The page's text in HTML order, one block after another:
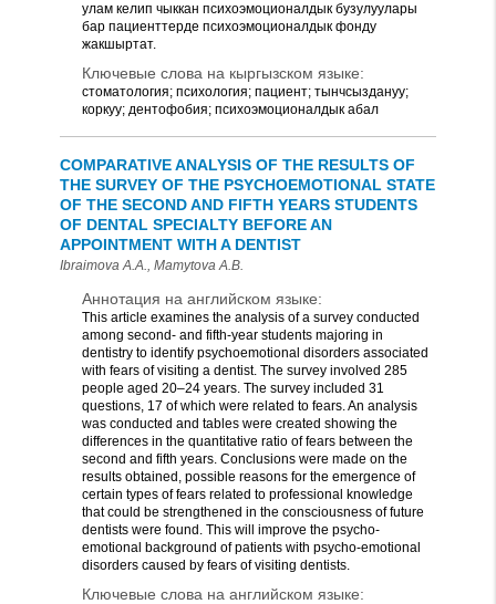
улам келип чыккан психоэмоционалдык бузулуулары
бар пациенттерде психоэмоционалдык фонду
жакшыртат.
Ключевые слова на кыргызском языке:
стоматология; психология; пациент; тынчсыздануу;
коркуу; дентофобия; психоэмоционалдык абал
COMPARATIVE ANALYSIS OF THE RESULTS OF
THE SURVEY OF THE PSYCHOEMOTIONAL STATE
OF THE SECOND AND FIFTH YEARS STUDENTS
OF DENTAL SPECIALTY BEFORE AN
APPOINTMENT WITH A DENTIST
Ibraimova A.A., Mamytova A.B.
Аннотация на английском языке:
This article examines the analysis of a survey conducted
among second- and fifth-year students majoring in
dentistry to identify psychoemotional disorders associated
with fears of visiting a dentist. The survey involved 285
people aged 20–24 years. The survey included 31
questions, 17 of which were related to fears. An analysis
was conducted and tables were created showing the
differences in the quantitative ratio of fears between the
second and fifth years. Conclusions were made on the
results obtained, possible reasons for the emergence of
certain types of fears related to professional knowledge
that could be strengthened in the consciousness of future
dentists were found. This will improve the psycho-
emotional background of patients with psycho-emotional
disorders caused by fears of visiting dentists.
Ключевые слова на английском языке: